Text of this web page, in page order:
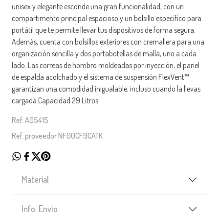
unisex y elegante esconde una gran funcionalidad, con un
compartimento principal espacioso y un bolsillo específico para
portátil que te permite llevar tus dispositivos de forma segura.
Además, cuenta con bolsillos exteriores con cremallera para una
organización sencilla y dos portabotellas de malla, uno a cada
lado. Las correas de hombro moldeadas por inyección, el panel
de espalda acolchado y el sistema de suspensión FlexVent™
garantizan una comodidad inigualable, incluso cuando la llevas
cargada.Capacidad 29 Litros
Ref. A05415
Ref. proveedor NF00CF9CATK
Material
Info. Envío